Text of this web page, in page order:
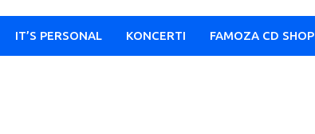
IT’S PERSONAL KONCERTI FAMOZA CD SHOP